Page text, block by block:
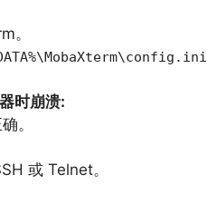
。
时崩溃:
。
或 Telnet。